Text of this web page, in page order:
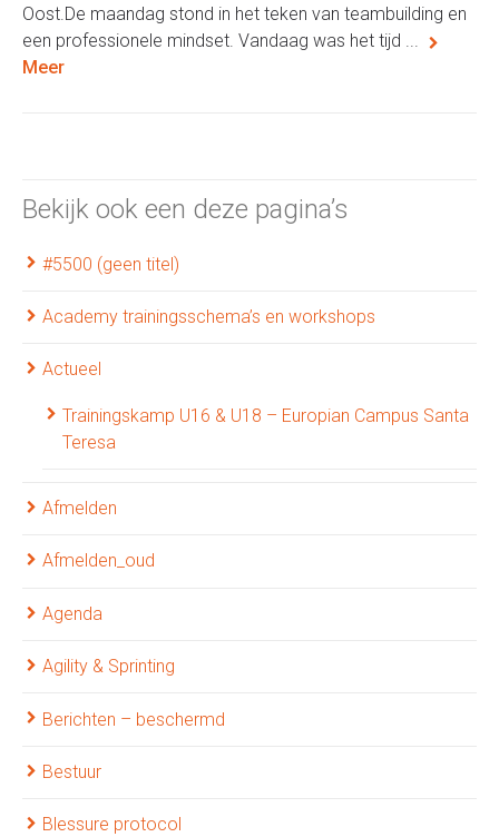
Oost.De maandag stond in het teken van teambuilding en
een professionele mindset. Vandaag was het tijd ...
Meer
Bekijk ook een deze pagina’s
#5500 (geen titel)
Academy trainingsschema’s en workshops
Actueel
Trainingskamp U16 & U18 – Europian Campus Santa
Teresa
Afmelden
Afmelden_oud
Agenda
Agility & Sprinting
Berichten – beschermd
Bestuur
Blessure protocol